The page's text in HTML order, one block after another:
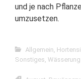
und je nach
umzusetzen.
Allgemein,
Sonstiges, Wässerung